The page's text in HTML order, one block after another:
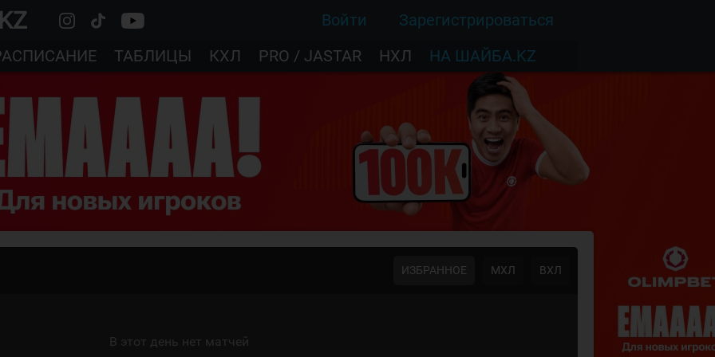
Войти
Зарегистрироваться
ТАБЛИЦЫ КХЛ PRO / JASTAR НХЛ НА ШАЙБА.KZ
ИЗБРАННОЕ МХЛ ВХЛ
В этот день нет матчей